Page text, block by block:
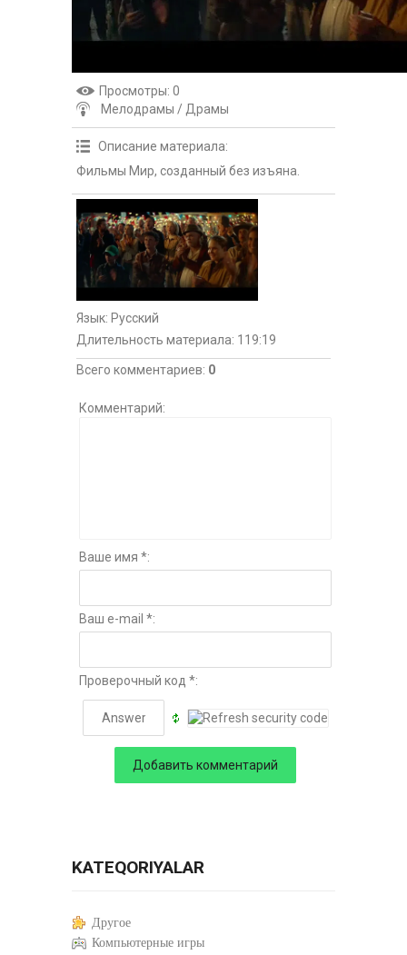
Просмотры: 0
Мелодрамы / Драмы
Описание материала:
Фильмы Мир, созданный без изъяна.
Язык: Русский
Длительность материала: 119:19
Всего комментариев: 0
Комментарий:
Ваше имя *:
Ваш e-mail *:
Проверочный код *:
KATEQORIYALAR
Другое
Компьютерные игры